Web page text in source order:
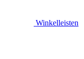
Winkelleisten